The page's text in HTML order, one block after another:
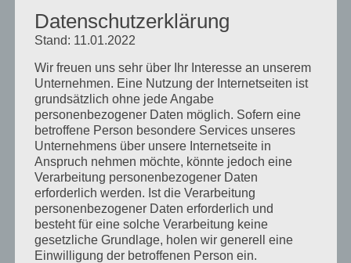
Juli 2017
Juni 2017
August 2016
Juli 2016
November 2015
September 2015
August 2015
Juli 2015
Mai 2015
April 2015
Datenschutzerklärung
Stand: 11.01.2022
Wir freuen uns sehr über Ihr Interesse an unserem
Unternehmen. Eine Nutzung der Internetseiten ist
grundsätzlich ohne jede Angabe
personenbezogener Daten möglich. Sofern eine
betroffene Person besondere Services unseres
Unternehmens über unsere Internetseite in
Anspruch nehmen möchte, könnte jedoch eine
Verarbeitung personenbezogener Daten
erforderlich werden. Ist die Verarbeitung
personenbezogener Daten erforderlich und
besteht für eine solche Verarbeitung keine
gesetzliche Grundlage, holen wir generell eine
Einwilligung der betroffenen Person ein.